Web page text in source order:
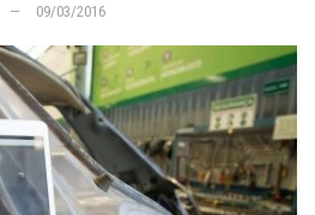
09/03/2016